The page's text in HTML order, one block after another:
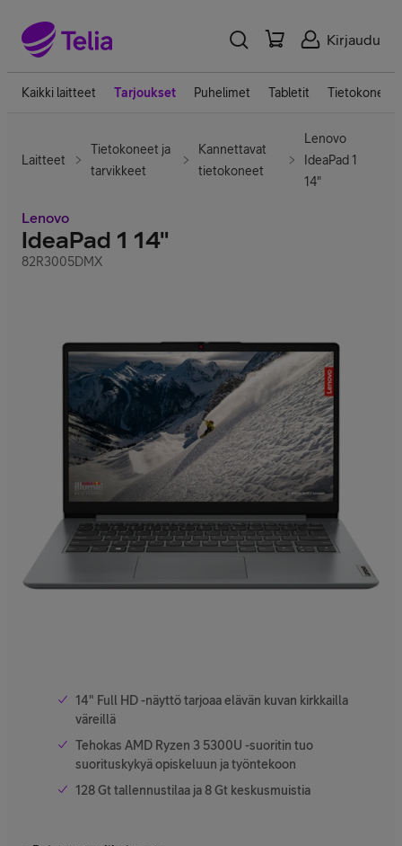
Kirjaudu
Kaikki laitteet Tarjoukset Puhelimet Tabletit Tietokoneet
Laitteet
Tietokoneet ja
tarvikkeet
Kannettavat
tietokoneet
Lenovo
IdeaPad 1
14"
Lenovo
IdeaPad 1 14"
82R3005DMX
14" Full HD -näyttö tarjoaa elävän kuvan kirkkailla
väreillä
Tehokas AMD Ryzen 3 5300U -suoritin tuo
suorituskykyä opiskeluun ja työntekoon
128 Gt tallennustilaa ja 8 Gt keskusmuistia